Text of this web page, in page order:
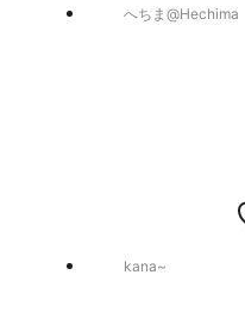
へちま@Hechima
kana~